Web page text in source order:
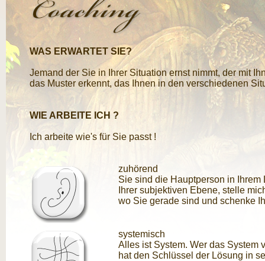
WAS ERWARTET SIE?
Jemand der Sie in Ihrer Situation ernst nimmt, der mit
das Muster erkennt, das Ihnen in den verschiedenen
WIE ARBEITE ICH ?
Ich arbeite wie's für Sie passt !
zuhörend
Sie sind die Hauptperson in
Ihrer subjektiven Ebene, stelle
wo Sie gerade sind und schenke
systemisch
Alles ist System. Wer das System
hat den Schlüssel der Lösung in